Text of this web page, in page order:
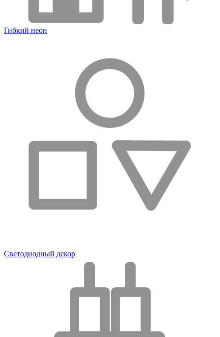
Гибкий неон
Светодиодный декор